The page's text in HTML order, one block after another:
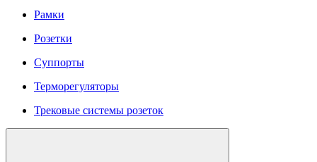
Рамки
Розетки
Суппорты
Терморегуляторы
Трековые системы розеток